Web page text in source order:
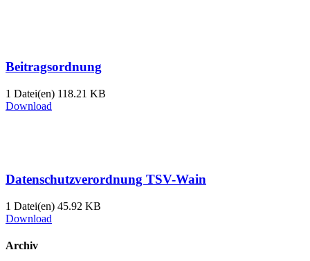
Beitragsordnung
1 Datei(en) 118.21 KB
Download
Datenschutzverordnung TSV-Wain
1 Datei(en) 45.92 KB
Download
Archiv